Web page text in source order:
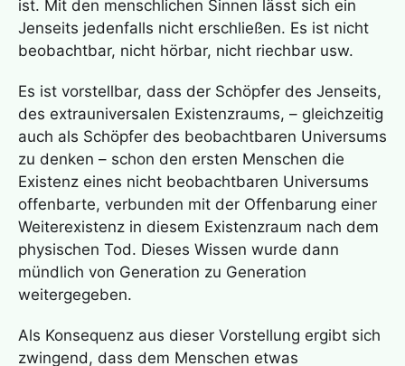
ist. Mit den menschlichen Sinnen lässt sich ein
Jenseits jedenfalls nicht erschließen. Es ist nicht
beobachtbar, nicht hörbar, nicht riechbar usw.
Es ist vorstellbar, dass der Schöpfer des Jenseits,
des extrauniversalen Existenzraums, – gleichzeitig
auch als Schöpfer des beobachtbaren Universums
zu denken – schon den ersten Menschen die
Existenz eines nicht beobachtbaren Universums
offenbarte, verbunden mit der Offenbarung einer
Weiterexistenz in diesem Existenzraum nach dem
physischen Tod. Dieses Wissen wurde dann
mündlich von Generation zu Generation
weitergegeben.
Als Konsequenz aus dieser Vorstellung ergibt sich
zwingend, dass dem Menschen etwas